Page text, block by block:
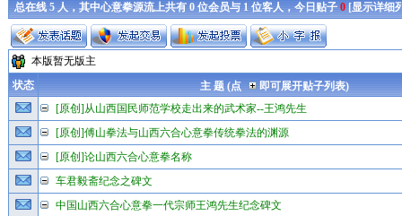
总在线 5 人，其中心意拳源流上共有 0 位会员与 1 位客人，今日贴子0[显示详细
本版暂无版主
状态
主 题 (点
即可展开贴子列表)
[原创]从山西国民师范学校走出来的武术家--王鸿先生
[原创]傅山拳法与山西六合心意拳传统拳法的渊源
[原创]论山西六合心意拳名称
车君毅斋纪念之碑文
中国山西六合心意拳一代宗师王鸿先生纪念碑文